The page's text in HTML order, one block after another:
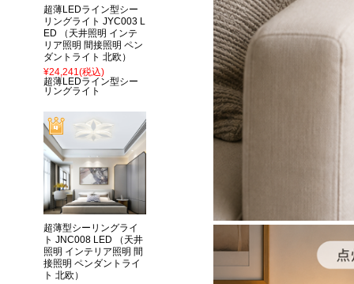
超薄LEDライン型シー
リングライト JYC003 L
ED （天井照明 インテ
リア照明 間接照明 ペン
ダントライト 北欧）
¥24,241(税込)
超薄LEDライン型シー
リングライト
超薄型シーリングライ
ト JNC008 LED （天井
照明 インテリア照明 間
接照明 ペンダントライ
ト 北欧）